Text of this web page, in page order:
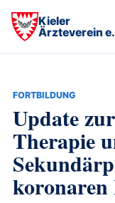
Kieler
Ärzteverein
FORTBILDUNG
Update
Therapie